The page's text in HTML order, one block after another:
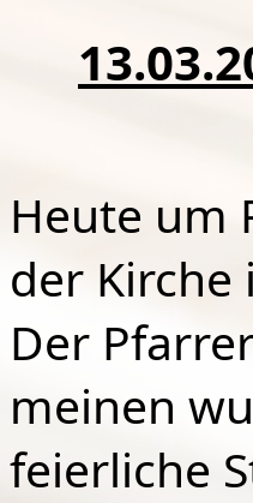
Heute um
der
Der
meinen
feierliche